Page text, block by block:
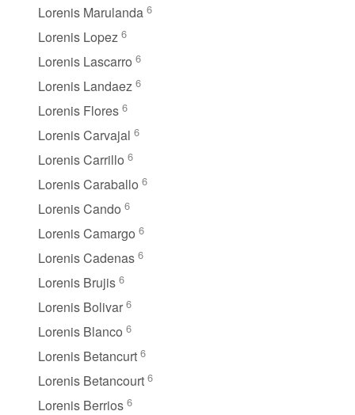
Lorenis Marulanda 6
Lorenis Lopez 6
Lorenis Lascarro 6
Lorenis Landaez 6
Lorenis Flores 6
Lorenis Carvajal 6
Lorenis Carrillo 6
Lorenis Caraballo 6
Lorenis Cando 6
Lorenis Camargo 6
Lorenis Cadenas 6
Lorenis Brujis 6
Lorenis Bolivar 6
Lorenis Blanco 6
Lorenis Betancurt 6
Lorenis Betancourt 6
Lorenis Berrios 6